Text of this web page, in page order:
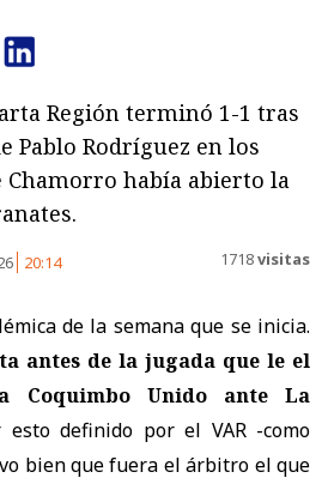
Región terminó 1-1 tras
Pablo Rodríguez en los
Chamorro había abierto la
20:14 1718visitas
de la semana que se inicia.
antes de la jugada que le el
Coquimbo Unido ante La
esto definido por el VAR -como
bien que fuera el árbitro el que